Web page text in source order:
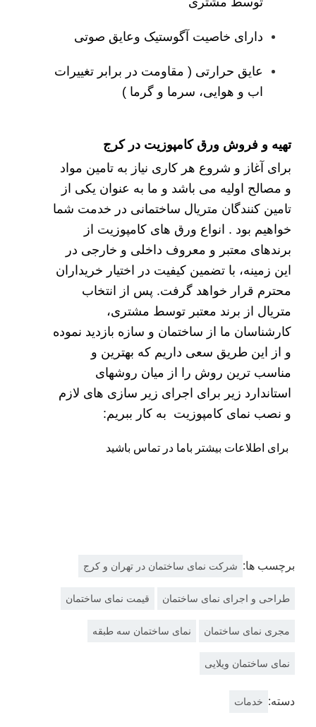
دارای خاصیت آگوستیک وعایق صوتی
عایق حرارتی ( مقاومت در برابر تغییرات
اب و هوایی، سرما و گرما )
تهیه و فروش ورق کامپوزیت در کرج
برای آغاز و شروع هر کاری نیاز به تامین مواد
و مصالح اولیه می باشد و ما به عنوان یکی از
تامین کنندگان متریال ساختمانی در خدمت شما
خواهیم بود . انواع ورق های کامپوزیت از
برندهای معتبر و معروف داخلی و خارجی در
این زمینه، با تضمین کیفیت در اختیار خریداران
محترم قرار خواهد گرفت. پس از انتخاب
متریال از برند معتبر توسط مشتری،
کارشناسان ما از ساختمان و سازه بازدید نموده
و از این طریق سعی داریم که بهترین و
مناسب ترین روش را از میان روشهای
استاندارد زیر برای اجرای زیر سازی های لازم
و نصب نمای کامپوزیت به کار ببریم:
برای اطلاعات بیشتر باما در تماس باشید
برچسب ها: شرکت نمای ساختمان در تهران و کرج
طراحی و اجرای نمای ساختمان قیمت نمای ساختمان
مجری نمای ساختمان نمای ساختمان سه طبقه
نمای ساختمان ویلایی
دسته: خدمات